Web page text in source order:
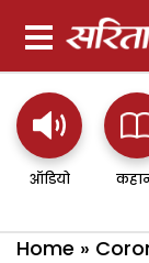
ऑडियो
Home »